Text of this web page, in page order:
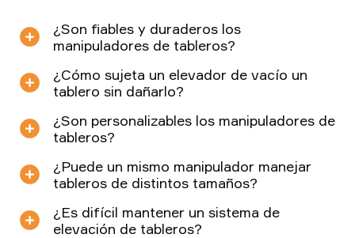
¿Son fiables y duraderos los
manipuladores de tableros?
¿Cómo sujeta un elevador de vacío un
tablero sin dañarlo?
¿Son personalizables los manipuladores de
tableros?
¿Puede un mismo manipulador manejar
tableros de distintos tamaños?
¿Es difícil mantener un sistema de
elevación de tableros?